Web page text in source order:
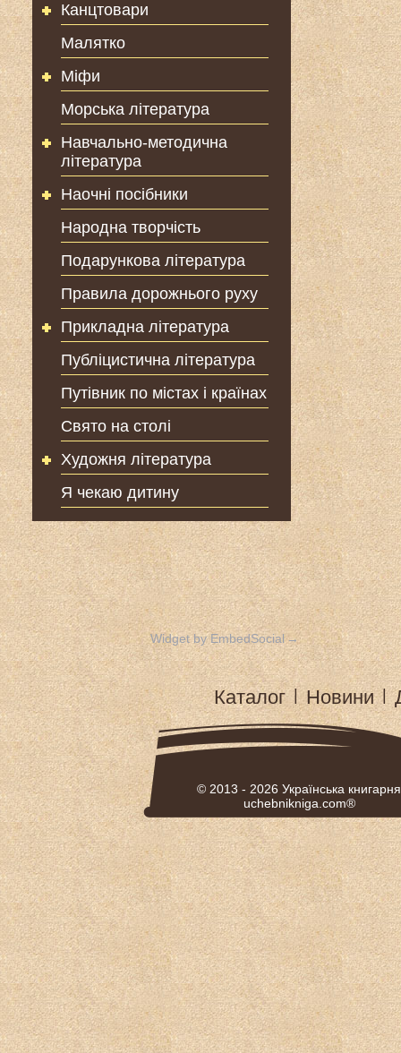
Канцтовари
Малятко
Міфи
Морська література
Навчально-методична
література
Наочні посібники
Народна творчість
Подарункова література
Правила дорожнього руху
Прикладна література
Публіцистична література
Путівник по містах і країнах
Свято на столі
Художня література
Я чекаю дитину
Widget by EmbedSocial →
Каталог | Новини |
© 2013 - 2026 Українська книгарня
uchebnikniga.com®